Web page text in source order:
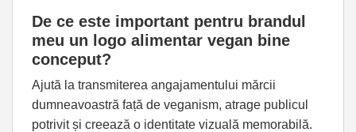
De ce este important pentru brandul
meu un logo alimentar vegan bine
conceput?
Ajută la transmiterea angajamentului mărcii
dumneavoastră față de veganism, atrage publicul
potrivit și creează o identitate vizuală memorabilă.